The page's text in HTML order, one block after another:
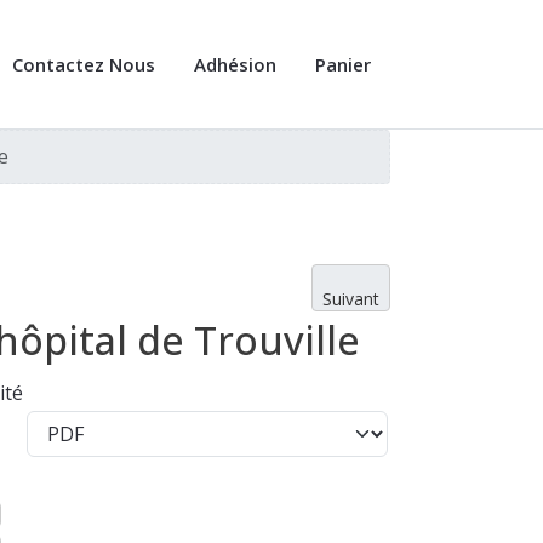
Contactez Nous Adhésion Panier
Suivant
de Trouville